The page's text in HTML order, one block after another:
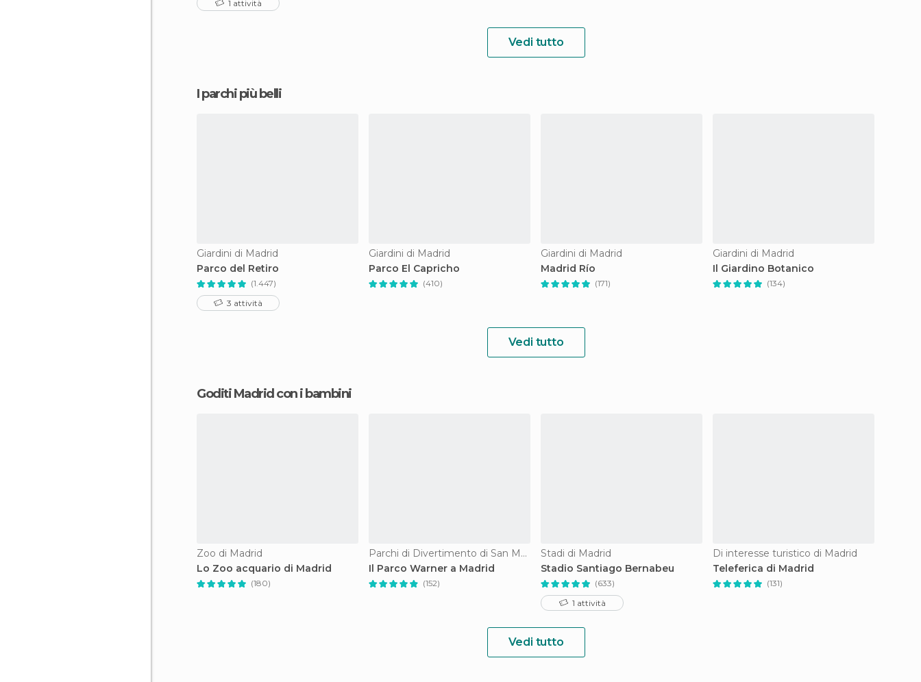
1 attività
Vedi tutto
I parchi più belli
Giardini di Madrid
Parco del Retiro
(1.447)
3 attività
Giardini di Madrid
Parco El Capricho
(410)
Giardini di Madrid
Madrid Río
(171)
Giardini di Madrid
Il Giardino Botanico
(134)
Vedi tutto
Goditi Madrid con i bambini
Zoo di Madrid
Lo Zoo acquario di Madrid
(180)
Parchi di Divertimento di San Martín de la Vega
Il Parco Warner a Madrid
(152)
Stadi di Madrid
Stadio Santiago Bernabeu
(633)
1 attività
Di interesse turistico di Madrid
Teleferica di Madrid
(131)
Vedi tutto